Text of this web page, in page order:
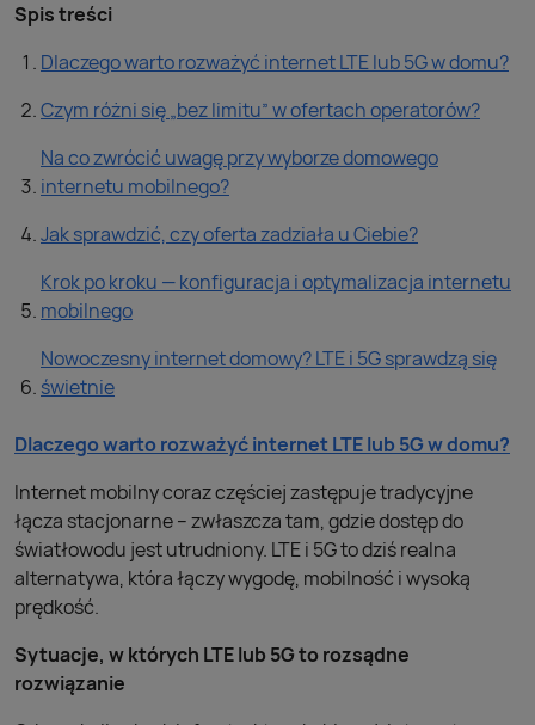
Spis treści
Dlaczego warto rozważyć internet LTE lub 5G w domu?
Czym różni się „bez limitu” w ofertach operatorów?
Na co zwrócić uwagę przy wyborze domowego
internetu mobilnego?
Jak sprawdzić, czy oferta zadziała u Ciebie?
Krok po kroku — konfiguracja i optymalizacja internetu
mobilnego
Nowoczesny internet domowy? LTE i 5G sprawdzą się
świetnie
Dlaczego warto rozważyć internet LTE lub 5G w domu?
Internet mobilny coraz częściej zastępuje tradycyjne
łącza stacjonarne – zwłaszcza tam, gdzie dostęp do
światłowodu jest utrudniony. LTE i 5G to dziś realna
alternatywa, która łączy wygodę, mobilność i wysoką
prędkość.
Sytuacje, w których LTE lub 5G to rozsądne
rozwiązanie